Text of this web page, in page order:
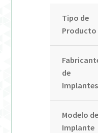
Tipo de
Producto
de
Implantes
Modelo de
Implante